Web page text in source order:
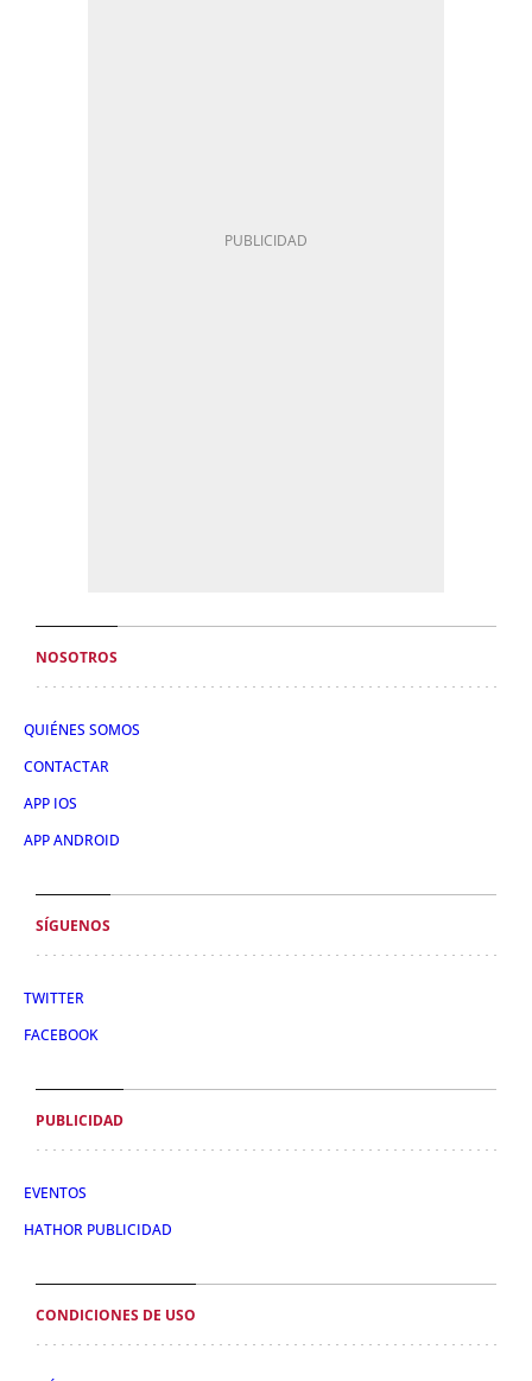
NOSOTROS
QUIÉNES SOMOS
CONTACTAR
APP IOS
APP ANDROID
SÍGUENOS
TWITTER
FACEBOOK
PUBLICIDAD
EVENTOS
HATHOR PUBLICIDAD
CONDICIONES DE USO